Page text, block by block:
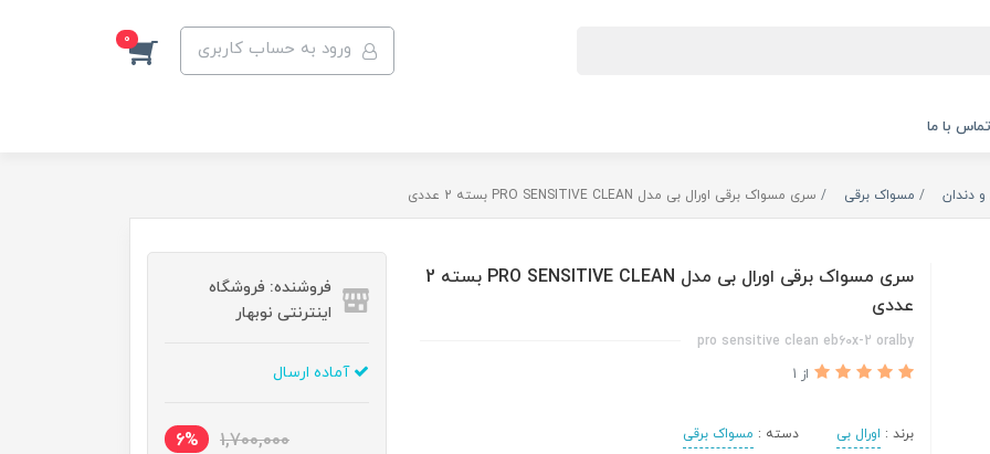
ورود به حساب کاربری 0
تماس با ما
دندان مسواک برقی سری مسواک برقی اورال بی مدل PRO SENSITIVE CLEAN بسته 2 عددی
سری مسواک برقی اورال بی مدل PRO SENSITIVE CLEAN بسته 2
عددی
pro sensitive clean eb60x-2 oralby
از 1
برند : اورال بی دسته : مسواک برقی
فروشنده: فروشگاه
اینترنتی نوبهار
آماده ارسال
1,700,000
6%